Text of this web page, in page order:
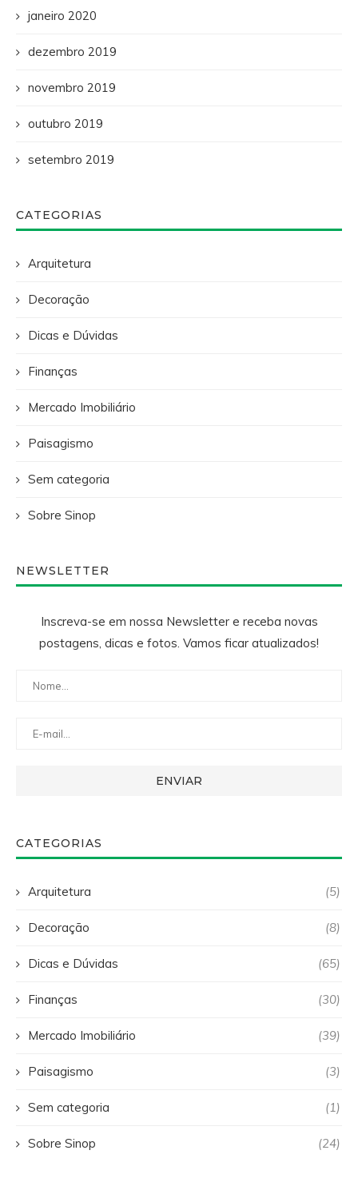
janeiro 2020
dezembro 2019
novembro 2019
outubro 2019
setembro 2019
CATEGORIAS
Arquitetura
Decoração
Dicas e Dúvidas
Finanças
Mercado Imobiliário
Paisagismo
Sem categoria
Sobre Sinop
NEWSLETTER
Inscreva-se em nossa Newsletter e receba novas
postagens, dicas e fotos. Vamos ficar atualizados!
CATEGORIAS
Arquitetura (5)
Decoração (8)
Dicas e Dúvidas (65)
Finanças (30)
Mercado Imobiliário (39)
Paisagismo (3)
Sem categoria (1)
Sobre Sinop (24)